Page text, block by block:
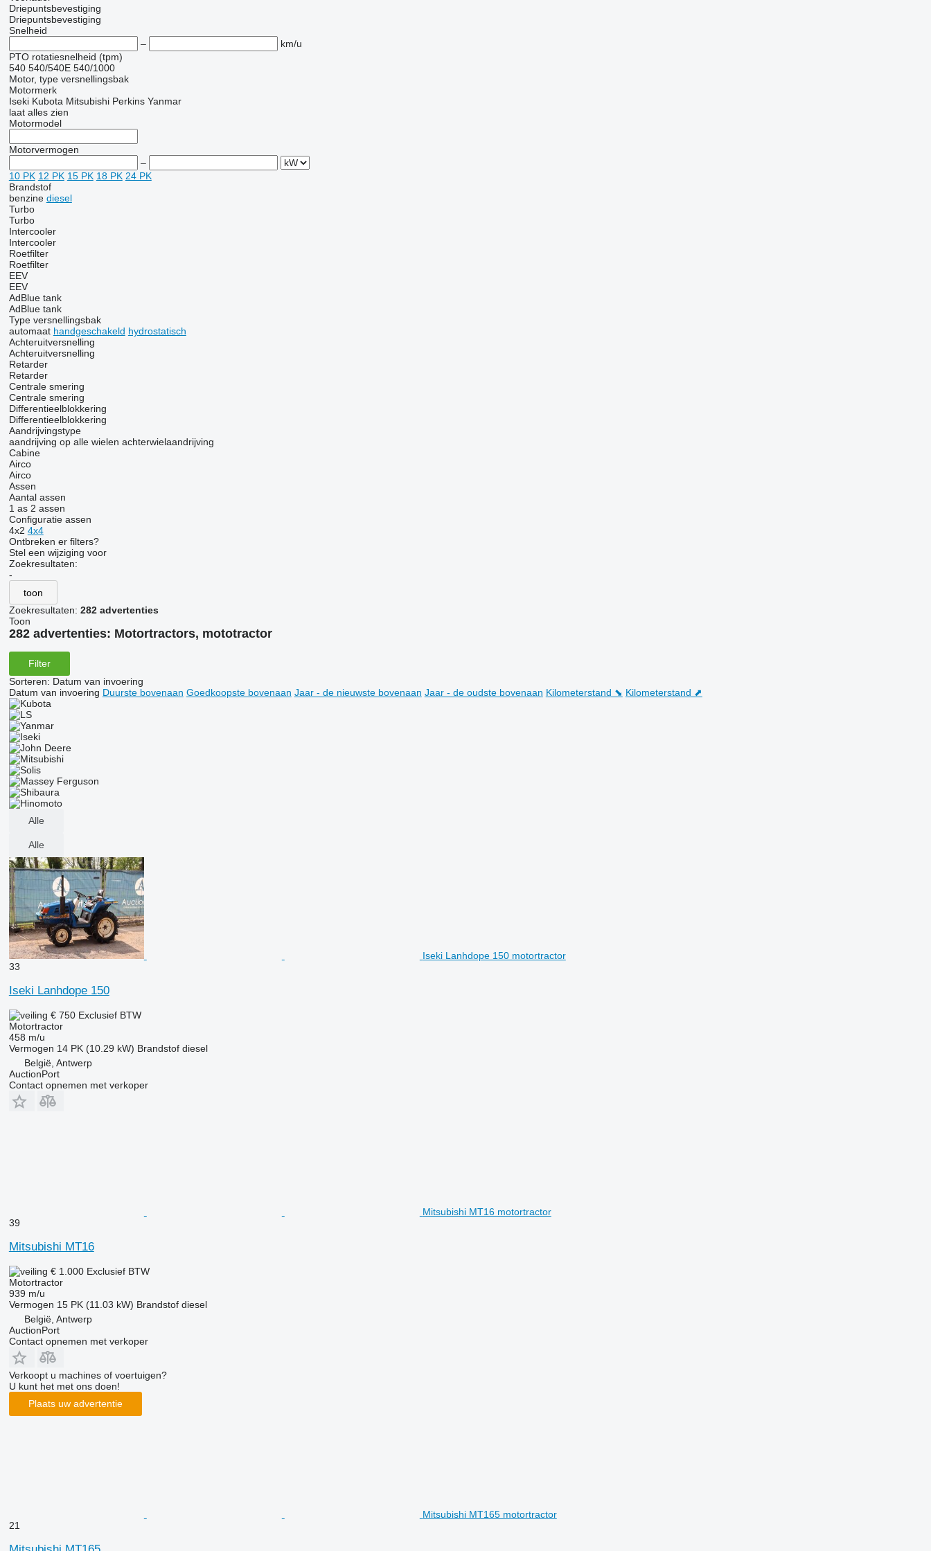
Driepuntsbevestiging
Driepuntsbevestiging
Snelheid
–
km/u
PTO rotatiesnelheid (tpm)
540 540/540E 540/1000
Motor, type versnellingsbak
Motormerk
Iseki Kubota Mitsubishi Perkins Yanmar
laat alles zien
Motormodel
Motorvermogen
–
10 PK 12 PK 15 PK 18 PK 24 PK
Brandstof
benzine diesel
Turbo
Turbo
Intercooler
Intercooler
Roetfilter
Roetfilter
EEV
EEV
AdBlue tank
AdBlue tank
Type versnellingsbak
automaat handgeschakeld hydrostatisch
Achteruitversnelling
Achteruitversnelling
Retarder
Retarder
Centrale smering
Centrale smering
Differentieelblokkering
Differentieelblokkering
Aandrijvingstype
aandrijving op alle wielen achterwielaandrijving
Cabine
Airco
Airco
Assen
Aantal assen
1 as 2 assen
Configuratie assen
4x2 4x4
Ontbreken er filters?
Stel een wijziging voor
Zoekresultaten:
-
toon
Zoekresultaten: 282 advertenties
Toon
282 advertenties: Motortractors, mototractor
Filter
Sorteren: Datum van invoering
Datum van invoering Duurste bovenaan Goedkoopste bovenaan Jaar - de nieuwste bovenaan Jaar - de oudste bovenaan Kilometerstand ⬊ Kilometerstand ⬈
Alle
Alle
Iseki Lanhdope 150 motortractor
33
Iseki Lanhdope 150
€ 750 Exclusief BTW
Motortractor
458 m/u
Vermogen 14 PK (10.29 kW) Brandstof diesel
België, Antwerp
AuctionPort
Contact opnemen met verkoper
Mitsubishi MT16 motortractor
39
Mitsubishi MT16
€ 1.000 Exclusief BTW
Motortractor
939 m/u
Vermogen 15 PK (11.03 kW) Brandstof diesel
België, Antwerp
AuctionPort
Contact opnemen met verkoper
Verkoopt u machines of voertuigen?
U kunt het met ons doen!
Plaats uw advertentie
Mitsubishi MT165 motortractor
21